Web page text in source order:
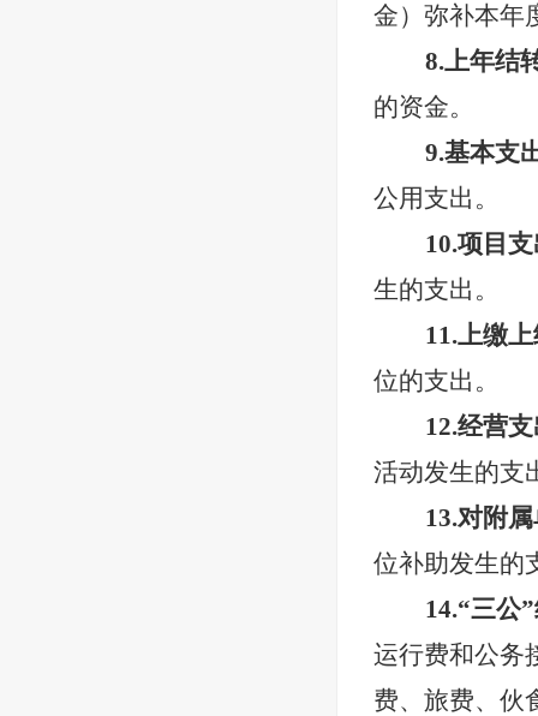
金）弥补本年
8.上年结
的资金。
9.基本支
公用支出。
10.项目
生的支出。
11.上缴
位的支出。
12.经营
活动发生的支
13.对附
位补助发生的
14.“三公
运行费和公务
费、旅费、伙